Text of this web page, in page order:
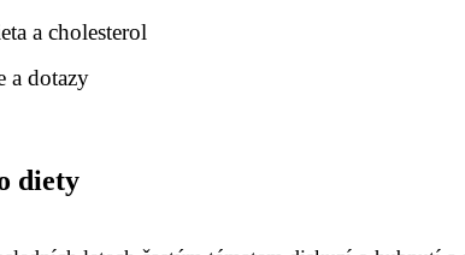
a cholesterol
a dotazy
diety